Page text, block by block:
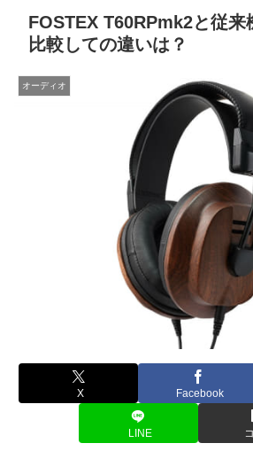
FOSTEX T60RPmk2と従来
比較しての違いは？
オーディオ
X Facebook
LINE